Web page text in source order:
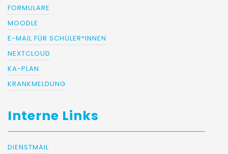
FORMULARE
MOODLE
E-MAIL FÜR SCHÜLER*INNEN
NEXTCLOUD
KA-PLAN
KRANKMELDUNG
Interne Links
DIENSTMAIL